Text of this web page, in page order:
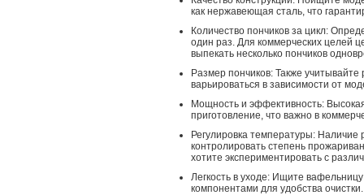
как нержавеющая сталь, что
Количество пончиков за цикл:
один раз. Для коммерческих целей
выпекать несколько пончиков
Размер пончиков: Также
варьироваться в зависимости от
Мощность и эффективность:
приготовление, что важно в
Регулировка температуры: Наличие
контролировать степень
хотите экспериментировать с
Легкость в уходе: Ищите
компонентами для удобства очистки.